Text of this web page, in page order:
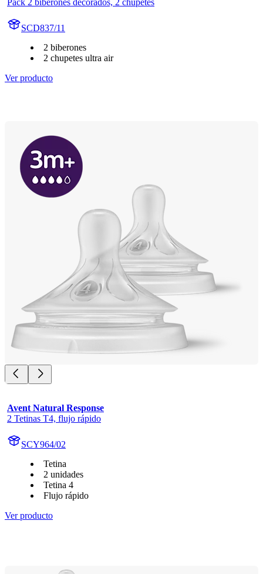
Pack 2 biberones decorados, 2 chupetes
SCD837/11
2 biberones
2 chupetes ultra air
Ver producto
Avent Natural Response
2 Tetinas T4, flujo rápido
SCY964/02
Tetina
2 unidades
Tetina 4
Flujo rápido
Ver producto